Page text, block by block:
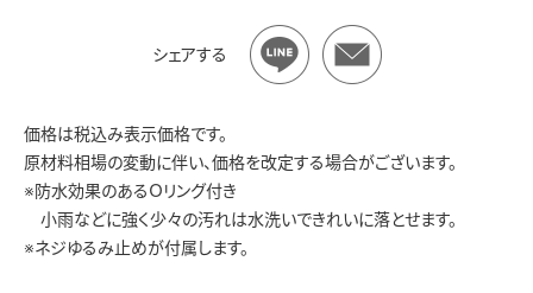
シェアする
価格は税込み表示価格です。
原材料相場の変動に伴い、価格を改定する場合がございます。
※防水効果のあるＯリング付き
小雨などに強く少々の汚れは水洗いできれいに落とせます。
※ネジゆるみ止めが付属します。